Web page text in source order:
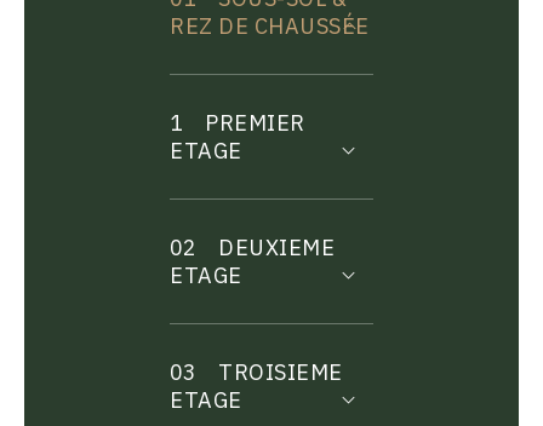
REZ DE CHAUSSÉE
1
PREMIER
ETAGE
02
DEUXIEME
ETAGE
03
TROISIEME
ETAGE